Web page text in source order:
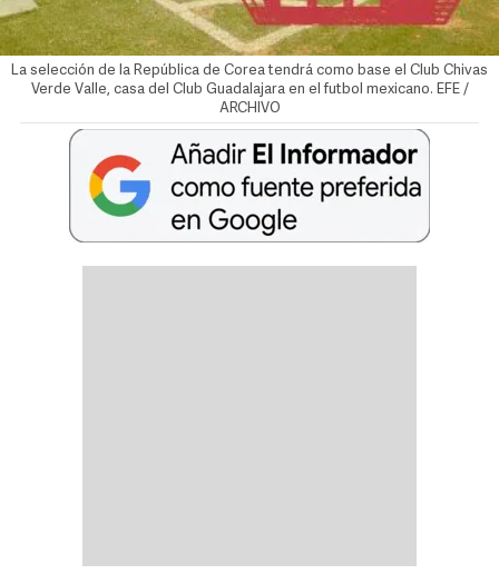
La selección de la República de Corea tendrá como base el Club Chivas
Verde Valle, casa del Club Guadalajara en el futbol mexicano. EFE /
ARCHIVO